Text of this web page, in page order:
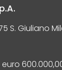
S. Giuliano